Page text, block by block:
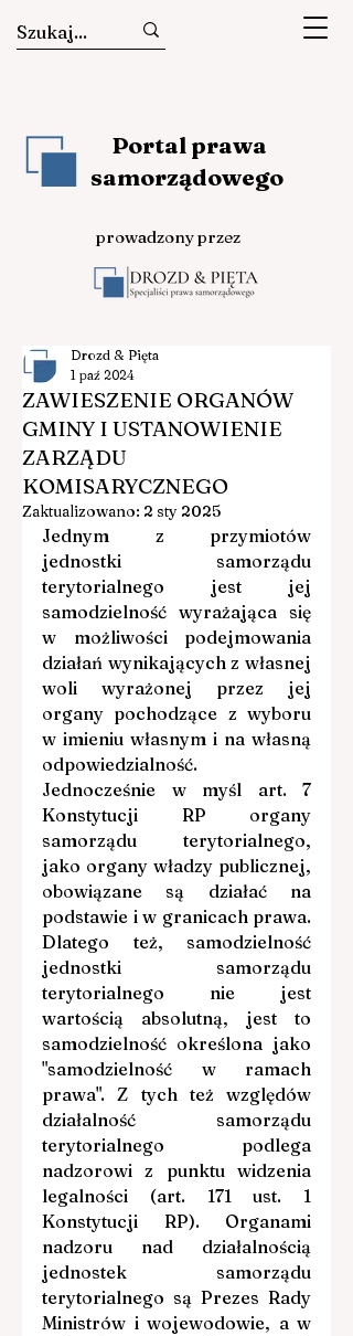
Portal prawa
samorządowego
prowadzony przez
ZAWIESZENIE ORGANÓW
GMINY I USTANOWIENIE
ZARZĄDU
KOMISARYCZNEGO
Drozd & Pięta
1 paź 2024
Zaktualizowano: 2 sty 2025
Jednym z przymiotów
jednostki samorządu
terytorialnego jest jej
samodzielność wyrażająca się
w możliwości podejmowania
działań wynikających z własnej
woli wyrażonej przez jej
organy pochodzące z wyboru
w imieniu własnym i na własną
odpowiedzialność.
Jednocześnie w myśl art. 7
Konstytucji RP organy
samorządu terytorialnego,
jako organy władzy publicznej,
obowiązane są działać na
podstawie i w granicach prawa.
Dlatego też, samodzielność
jednostki samorządu
terytorialnego nie jest
wartością absolutną, jest to
samodzielność określona jako
"samodzielność w ramach
prawa". Z tych też względów
działalność samorządu
terytorialnego podlega
nadzorowi z punktu widzenia
legalności (art. 171 ust. 1
Konstytucji RP). Organami
nadzoru nad działalnością
jednostek samorządu
terytorialnego są Prezes Rady
Ministrów i wojewodowie, a w